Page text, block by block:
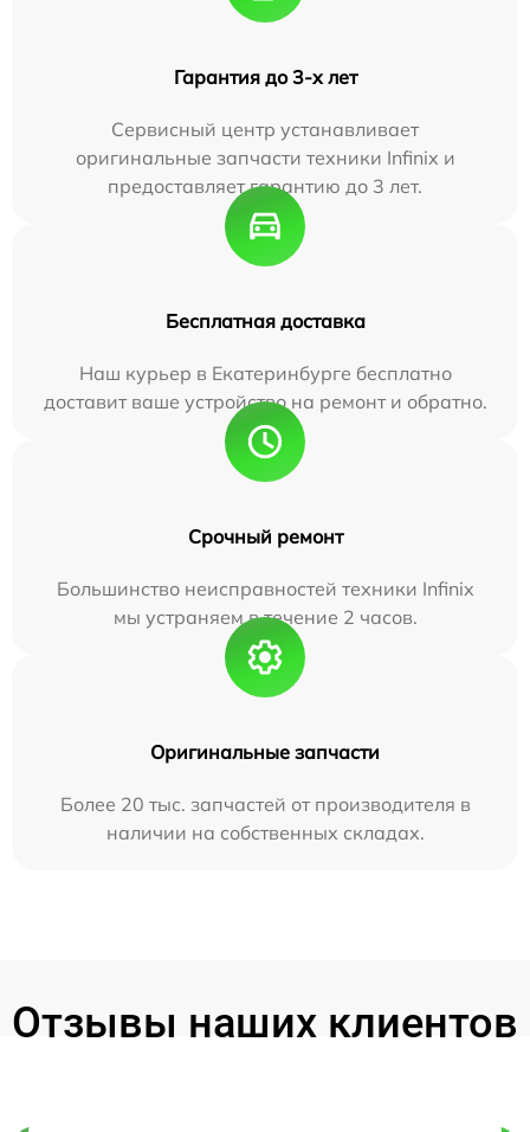
Гарантия до 3-х лет
Сервисный центр устанавливает
оригинальные запчасти техники Infinix и
предоставляет гарантию до 3 лет.
Бесплатная доставка
Наш курьер в Екатеринбурге бесплатно
доставит ваше устройство на ремонт и обратно.
Срочный ремонт
Большинство неисправностей техники Infinix
мы устраняем в течение 2 часов.
Оригинальные запчасти
Более 20 тыс. запчастей от производителя в
наличии на собственных складах.
Отзывы наших клиентов